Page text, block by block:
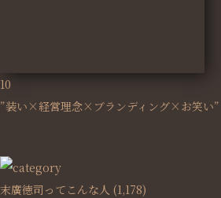
10
”装い×経営理念×ブランディング×お笑い
末廣徳司ってこんな人 (1,178)